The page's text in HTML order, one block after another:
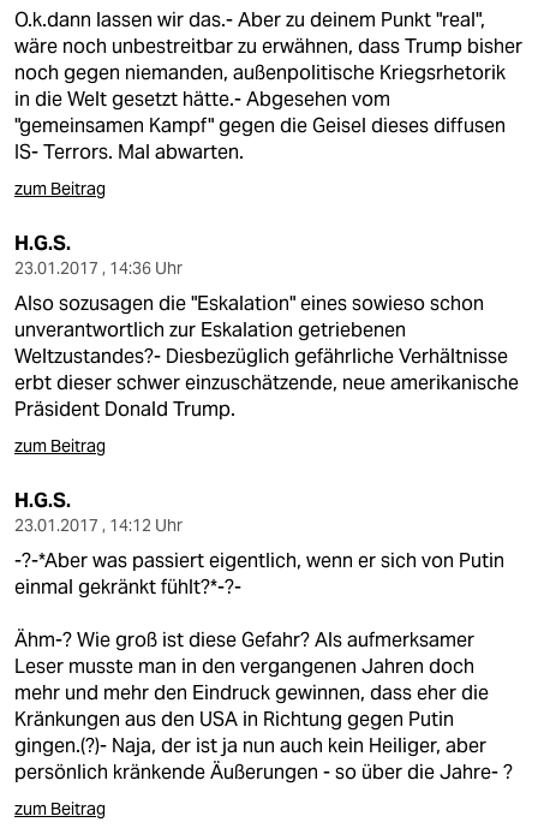
O.k.dann lassen wir das.- Aber zu deinem Punkt "real",
wäre noch unbestreitbar zu erwähnen, dass Trump bisher
noch gegen niemanden, außenpolitische Kriegsrhetorik
in die Welt gesetzt hätte.- Abgesehen vom
"gemeinsamen Kampf" gegen die Geisel dieses diffusen
IS- Terrors. Mal abwarten.
zum Beitrag
H.G.S.
23.01.2017 , 14:36 Uhr
Also sozusagen die "Eskalation" eines sowieso schon
unverantwortlich zur Eskalation getriebenen
Weltzustandes?- Diesbezüglich gefährliche Verhältnisse
erbt dieser schwer einzuschätzende, neue amerikanische
Präsident Donald Trump.
zum Beitrag
H.G.S.
23.01.2017 , 14:12 Uhr
-?-*Aber was passiert eigentlich, wenn er sich von Putin
einmal gekränkt fühlt?*-?-
Ähm-? Wie groß ist diese Gefahr? Als aufmerksamer
Leser musste man in den vergangenen Jahren doch
mehr und mehr den Eindruck gewinnen, dass eher die
Kränkungen aus den USA in Richtung gegen Putin
gingen.(?)- Naja, der ist ja nun auch kein Heiliger, aber
persönlich kränkende Äußerungen - so über die Jahre- ?
zum Beitrag